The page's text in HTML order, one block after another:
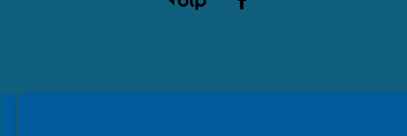
Spełniamy standardy WCAG 2.2
Spełniamy standardy W3C